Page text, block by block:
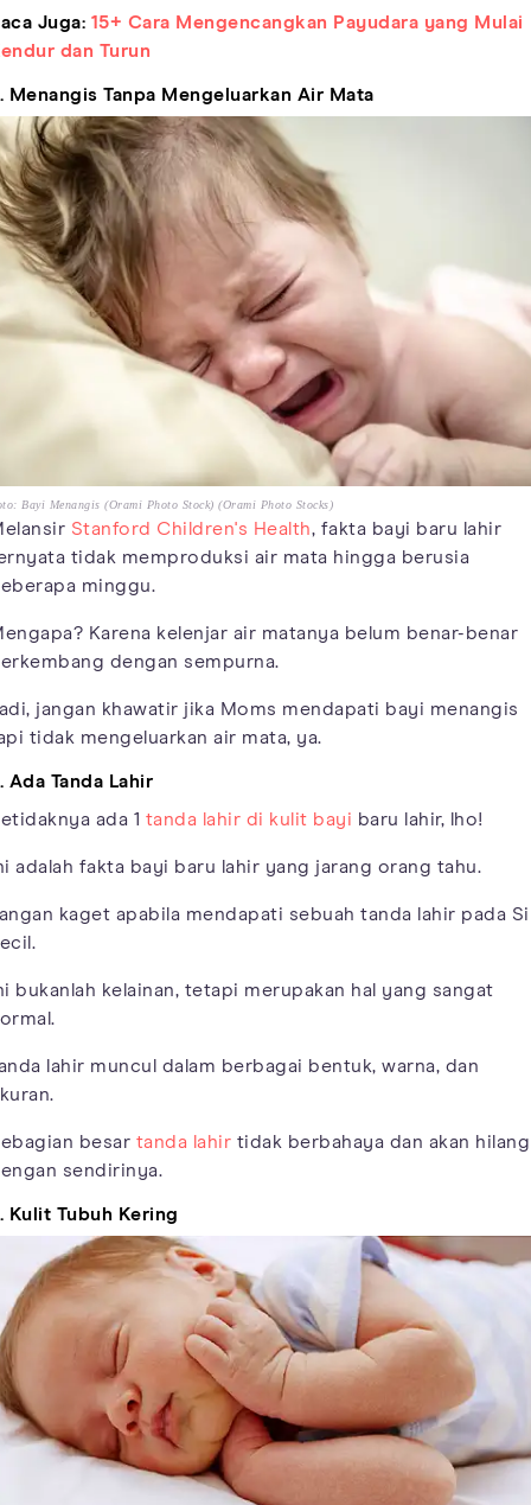
Juga: 15+ Cara Mengencangkan Payudara yang Mulai
dan Turun
Menangis Tanpa Mengeluarkan Air Mata
Bayi Menangis (Orami Photo Stock) (Orami Photo Stocks)
Stanford Children's Health, fakta bayi baru lahir
tidak memproduksi air mata hingga berusia
minggu.
Karena kelenjar air matanya belum benar-benar
dengan sempurna.
jangan khawatir jika Moms mendapati bayi menangis
tidak mengeluarkan air mata, ya.
Ada Tanda Lahir
ada 1 tanda lahir di kulit bayi baru lahir, lho!
adalah fakta bayi baru lahir yang jarang orang tahu.
kaget apabila mendapati sebuah tanda lahir pada Si
bukanlah kelainan, tetapi merupakan hal yang sangat
lahir muncul dalam berbagai bentuk, warna, dan
besar tanda lahir tidak berbahaya dan akan hilang
sendirinya.
Kulit Tubuh Kering